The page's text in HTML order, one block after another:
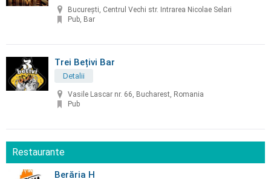
București, Centrul Vechi str. Intrarea Nicolae Selari
Pub, Bar
Trei Bețivi Bar
Detalii
Vasile Lascar nr. 66, Bucharest, Romania
Pub
Restaurante
Berăria H